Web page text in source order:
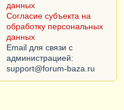
данных
Согласие субъекта на
обработку персональных
данных
Email для связи с
администрацией: